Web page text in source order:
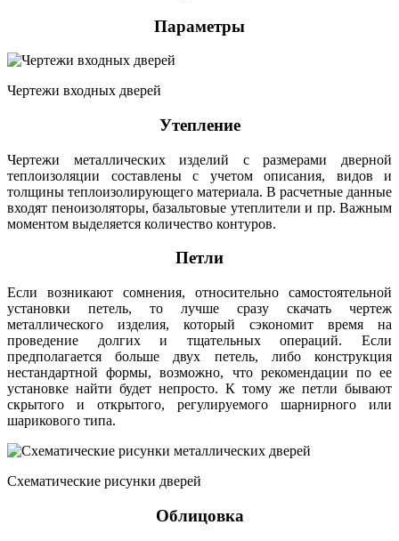
Параметры
Чертежи входных дверей
Утепление
Чертежи металлических изделий с размерами дверной
теплоизоляции составлены с учетом описания, видов и
толщины теплоизолирующего материала. В расчетные данные
входят пеноизоляторы, базальтовые утеплители и пр. Важным
моментом выделяется количество контуров.
Петли
Если возникают сомнения, относительно самостоятельной
установки петель, то лучше сразу скачать чертеж
металлического изделия, который сэкономит время на
проведение долгих и тщательных операций. Если
предполагается больше двух петель, либо конструкция
нестандартной формы, возможно, что рекомендации по ее
установке найти будет непросто. К тому же петли бывают
скрытого и открытого, регулируемого шарнирного или
шарикового типа.
Схематические рисунки дверей
Облицовка